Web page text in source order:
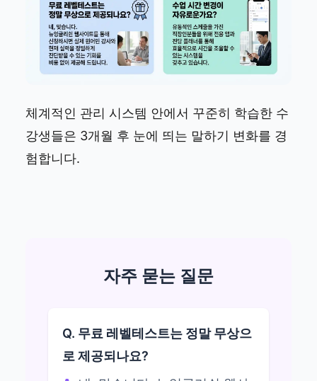
체계적인 관리 시스템 안에서 꾸준히 학습한 수
강생들은 3개월 후 눈에 띄는 말하기 변화를 경
험합니다.
자주 묻는 질문
Q. 무료 레벨테스트는 정말 무상으
로 제공되나요?